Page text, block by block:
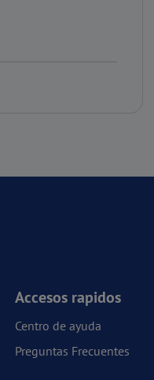
Accesos rapidos
Centro de ayuda
Preguntas Frecuentes